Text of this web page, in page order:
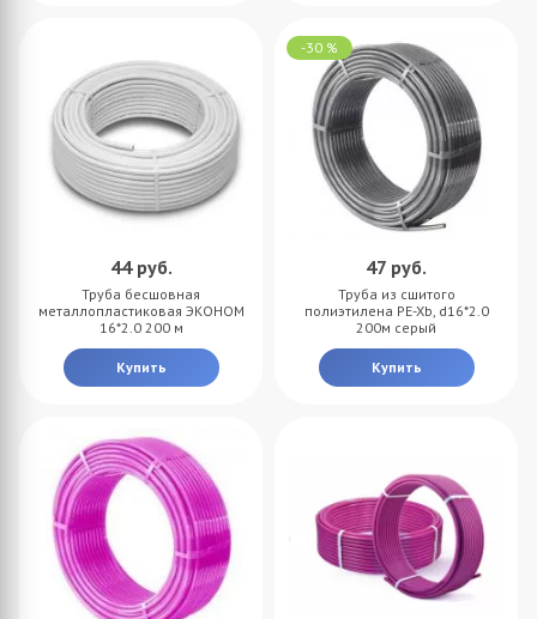
44 руб.
Труба бесшовная
металлопластиковая ЭКОНОМ
16*2.0 200 м
Купить
-30 %
47 руб.
Труба из сшитого
полиэтилена PE-Xb, d16*2.0
200м серый
Купить